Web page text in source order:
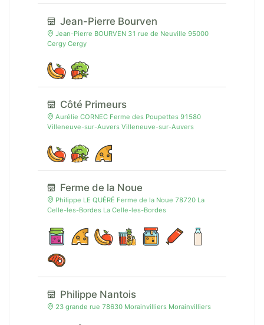
Jean-Pierre Bourven
Jean-Pierre BOURVEN 31 rue de Neuville 95000
Cergy Cergy
Côté Primeurs
Aurélie CORNEC Ferme des Poupettes 91580
Villeneuve-sur-Auvers Villeneuve-sur-Auvers
Ferme de la Noue
Philippe LE QUÉRÉ Ferme de la Noue 78720 La
Celle-les-Bordes La Celle-les-Bordes
Philippe Nantois
23 grande rue 78630 Morainvilliers Morainvilliers